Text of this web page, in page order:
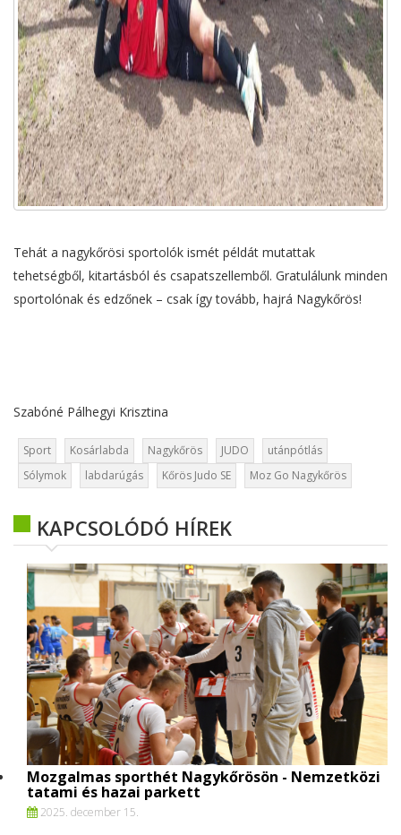
Tehát a nagykőrösi sportolók ismét példát mutattak
tehetségből, kitartásból és csapatszellemből. Gratulálunk minden
sportolónak és edzőnek – csak így tovább, hajrá Nagykőrös!
Szabóné Pálhegyi Krisztina
Sport Kosárlabda Nagykőrös JUDO
utánpótlás
Sólymok
labdarúgás Kőrös Judo SE Moz Go Nagykőrös
KAPCSOLÓDÓ HÍREK
Mozgalmas sporthét Nagykőrösön - Nemzetközi
tatami és hazai parkett
2025. december 15.